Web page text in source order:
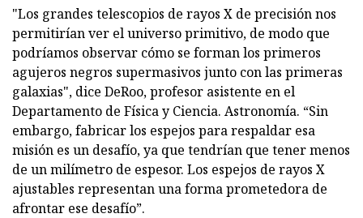
"Los grandes telescopios de rayos X de precisión nos
permitirían ver el universo primitivo, de modo que
podríamos observar cómo se forman los primeros
agujeros negros supermasivos junto con las primeras
galaxias", dice DeRoo, profesor asistente en el
Departamento de Física y Ciencia. Astronomía. “Sin
embargo, fabricar los espejos para respaldar esa
misión es un desafío, ya que tendrían que tener menos
de un milímetro de espesor. Los espejos de rayos X
ajustables representan una forma prometedora de
afrontar ese desafío”.